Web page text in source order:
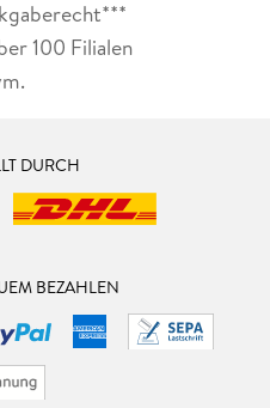
100 Filialen
DURCH
BEZAHLEN